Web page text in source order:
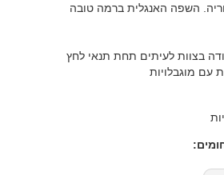
השפה האנגלית ברמה טובה
בצוות לעיתים תחת תנאי לחץ
עם מוגבלויות